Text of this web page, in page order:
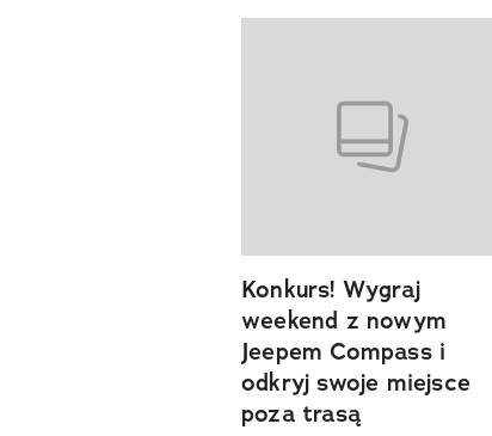
previous element
Konkurs! Wygraj
weekend z nowym
Jeepem Compass i
odkryj swoje miejsce
poza trasą